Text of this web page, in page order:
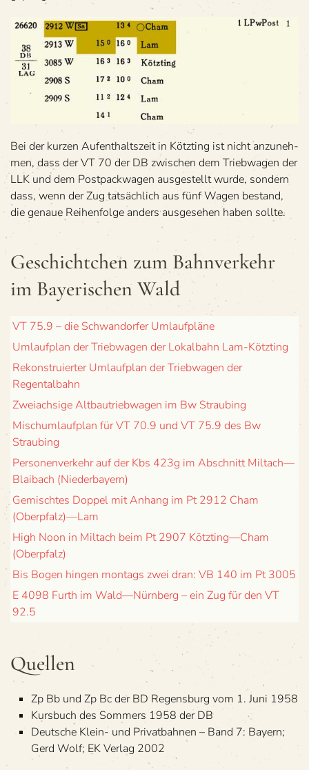
Bei der kur­zen Auf­ent­halts­zeit in Kötzting ist nicht anzu­neh­
men, dass der VT 70 der DB zwi­schen dem Trieb­wa­gen der
LLK und dem Post­pack­wa­gen aus­ge­stellt wurde, son­dern
dass, wenn der Zug tat­säch­lich aus fünf Wagen bestand,
die genaue Rei­hen­folge anders aus­ge­se­hen haben sollte.
Geschicht­chen zum Bahn­ver­kehr
im Baye­ri­schen Wald
VT 75.9 – die Schwan­dor­fer Umlaufpläne
Umlauf­plan der Trieb­wa­gen der Lokal­bahn Lam-Kötzting
Rekon­stru­ier­ter Umlauf­plan der Trieb­wa­gen der
Regentalbahn
Zwei­ach­sige Alt­bau­trieb­wa­gen im Bw Straubing
Misch­um­lauf­plan für VT 70.9 und VT 75.9 des Bw
Straubing
Per­so­nen­ver­kehr auf der Kbs 423g im Abschnitt Miltach—
Blaibach (Nie­der­bay­ern)
Gemisch­tes Dop­pel mit Anhang im Pt 2912 Cham
(Oberpfalz)—Lam
High Noon in Milt­ach beim Pt 2907 Kötzting—Cham
(Ober­pfalz)
Bis Bogen hin­gen mon­tags zwei dran: VB 140 im Pt 3005
E 4098 Furth im Wald—Nürnberg – ein Zug für den VT
92.5
Quel­len
Zp Bb und Zp Bc der BD Regens­burg vom 1. Juni 1958
Kurs­buch des Som­mers 1958 der DB
Deut­sche Klein- und Pri­vat­bah­nen – Band 7: Bay­ern;
Gerd Wolf; EK Ver­lag 2002